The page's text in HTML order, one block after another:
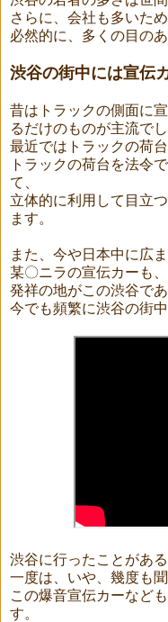
さらに、会社も多いた
必然的に、多くの目のあ
渋谷の街中には宣伝
昔はトラックの側面に
るだけのものが主流でし
最近ではトラックの荷
トラックの荷台を法令
て、
立体的に利用して目立
ます。
また、今や日本中に広
某〇ニラの宣伝カーも、
発祥の地がこの渋谷であ
今でも頻繁に渋谷の街
渋谷に行ったことがある
一度は、いや、幾度も
この爆音宣伝カーなど
す。